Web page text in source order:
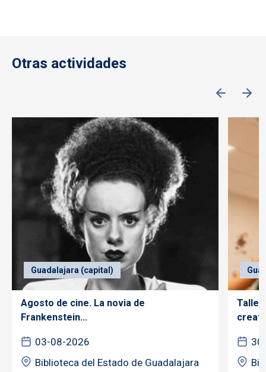
Otras actividades
Guadalajara (capital)
Agosto de cine. La novia de
Frankenstein...
03-08-2026
Biblioteca del Estado de Guadalajara
Taller